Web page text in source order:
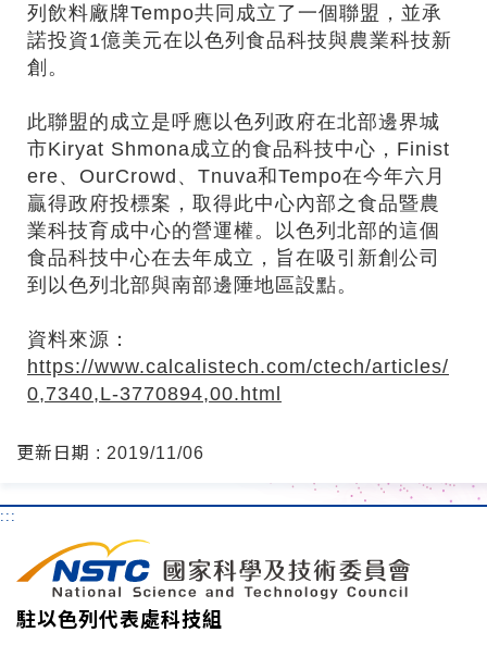
列飲料廠牌Tempo共同成立了一個聯盟，並承
諾投資1億美元在以色列食品科技與農業科技新
創。
此聯盟的成立是呼應以色列政府在北部邊界城
市Kiryat Shmona成立的食品科技中心，Finist
ere、OurCrowd、Tnuva和Tempo在今年六月
贏得政府投標案，取得此中心內部之食品暨農
業科技育成中心的營運權。以色列北部的這個
食品科技中心在去年成立，旨在吸引新創公司
到以色列北部與南部邊陲地區設點。
資料來源：
https://www.calcalistech.com/ctech/articles/
0,7340,L-3770894,00.html
更新日期 : 2019/11/06
:::
駐以色列代表處科技組